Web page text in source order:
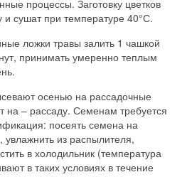
процессы. Заготовку цветков
и сушат при температуре 40°С.
ложки травы залить 1 чашкой
принимать умеренно теплым
осенью на рассадочные
на – рассаду. Семенам требуется
посеять семена на
из распылителя,
в холодильник (температура
в таких условиях в течение